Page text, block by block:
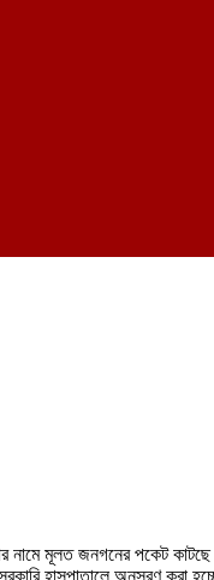
নামে মূলত জনগনের পকেট